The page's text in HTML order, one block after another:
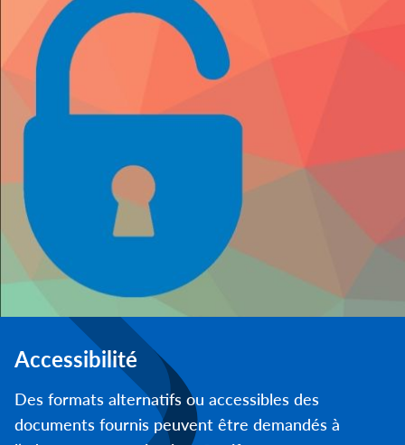
Accessibilité
Des formats alternatifs ou accessibles des
documents fournis peuvent être demandés à